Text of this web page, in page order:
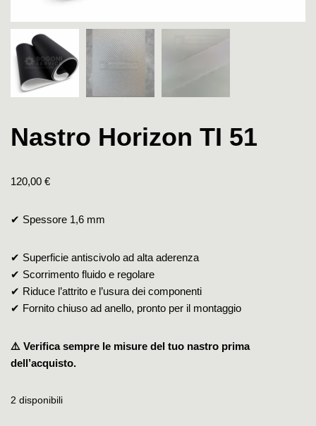
Nastro Horizon TI 51
120,00 €
✔ Spessore 1,6 mm
✔ Superficie antiscivolo ad alta aderenza
✔ Scorrimento fluido e regolare
✔ Riduce l’attrito e l’usura dei componenti
✔ Fornito chiuso ad anello, pronto per il montaggio
⚠️ Verifica sempre le misure del tuo nastro prima
dell’acquisto.
2 disponibili